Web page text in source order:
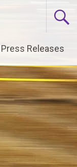
Press Releases